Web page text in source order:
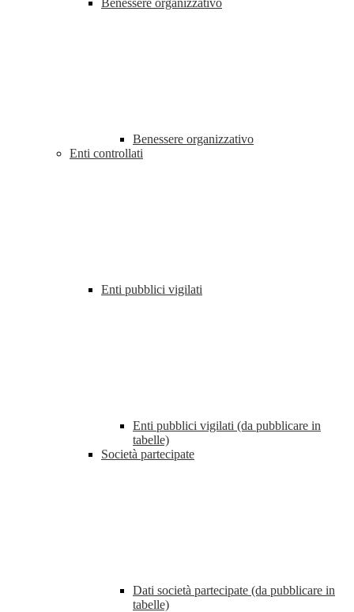
Benessere organizzativo
Benessere organizzativo
Enti controllati
Enti pubblici vigilati
Enti pubblici vigilati (da pubblicare in
tabelle)
Società partecipate
Dati società partecipate (da pubblicare in
tabelle)